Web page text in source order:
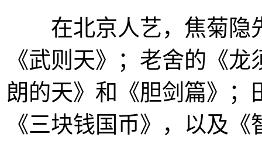
在北京人艺，焦菊隐
《武则天》；老舍的《
朗的天》和《胆剑篇》
《三块钱国币》，以及